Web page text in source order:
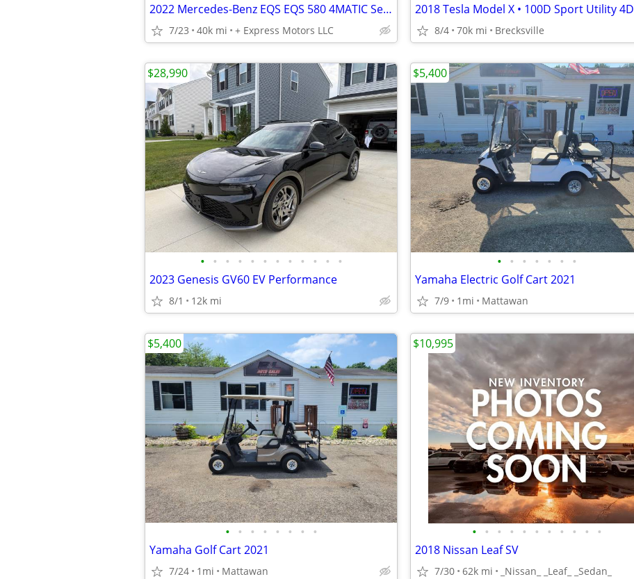
2022 Mercedes-Benz EQS EQS 580 4MATIC Sedan GUARANTEE APPROVAL!!
7/23 40k mi + Express Motors LLC
2018 Tesla Model X • 100D Sport Utility 4D
8/4 70k mi Brecksville
• • • • • • • • • • • •
2023 Genesis GV60 EV Performance
8/1 12k mi
$28,990
• • • • • • •
Yamaha Electric Golf Cart 2021
7/9 1mi Mattawan
$5,400
• • • • • • • •
Yamaha Golf Cart 2021
7/24 1mi Mattawan
$5,400
• • • • • • • • • • •
2018 Nissan Leaf SV
7/30 62k mi _Nissan_ _Leaf_ _Sedan_
$10,995